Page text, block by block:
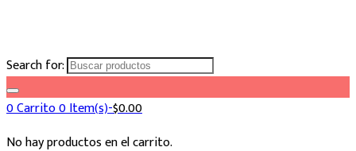
Search for:
0Carrito0 Item(s)-$0.00
No hay productos en el carrito.